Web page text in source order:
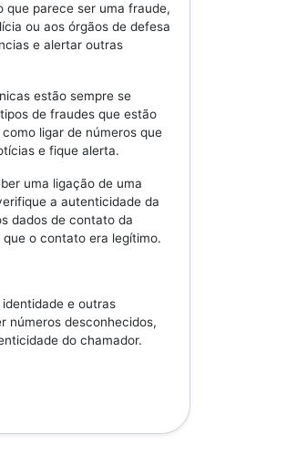
que parece ser uma fraude,
ou aos órgãos de defesa
e alertar outras
estão sempre se
de fraudes que estão
ligar de números que
e fique alerta.
uma ligação de uma
a autenticidade da
dados de contato da
o contato era legítimo.
e outras
números desconhecidos,
do chamador.